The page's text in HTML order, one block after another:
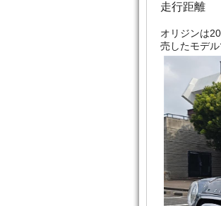
走行距離
オリジンは
売したモデ